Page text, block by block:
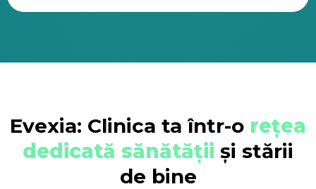
Evexia: Clinica ta într-o rețea
dedicată sănătății și stării
de bine